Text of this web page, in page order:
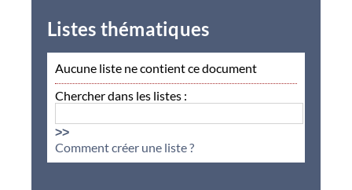
Listes thématiques
Aucune liste ne contient ce document
Chercher dans les listes :
>>
Comment créer une liste ?